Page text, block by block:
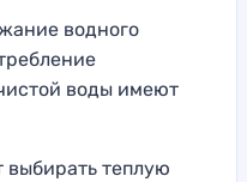
водного
воды имеют
теплую